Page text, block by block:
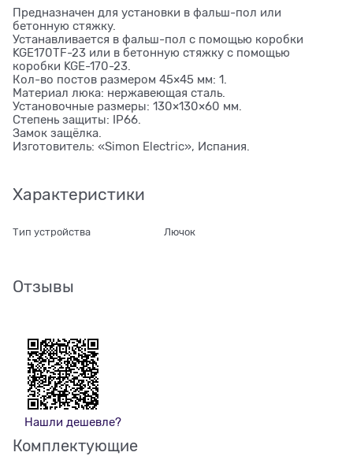
Предназначен для установки в фальш-пол или
бетонную стяжку.
Устанавливается в фальш-пол с помощью коробки
KGE170TF-23 или в бетонную стяжку с помощью
коробки KGE-170-23.
Кол-во постов размером 45×45 мм: 1.
Материал люка: нержавеющая сталь.
Установочные размеры: 130×130×60 мм.
Степень защиты: IP66.
Замок защёлка.
Изготовитель: «Simon Electric», Испания.
Характеристики
Тип устройства Лючок
Отзывы
Нашли дешевле?
Комплектующие